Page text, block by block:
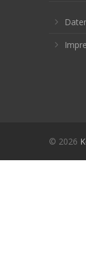
© 2026